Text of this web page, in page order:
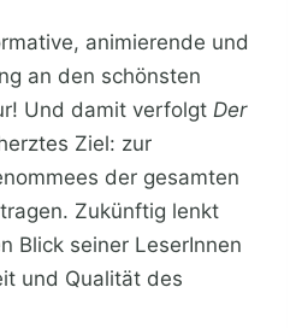
animierende und
an den schönsten
Und damit verfolgt Der
Ziel: zur
der gesamten
Zukünftig lenkt
Blick seiner LeserInnen
und Qualität des